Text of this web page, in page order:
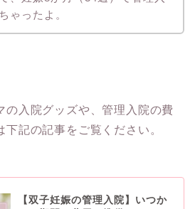
ゃったよ。
の入院グッズや、管理入院の費
記の記事をご覧ください。
【双子妊娠の管理入院】いつか